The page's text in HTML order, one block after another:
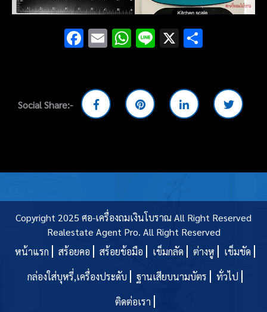
Facebook
EmailWhatsApp
Line
X
Social Share:-
Copyright 2025 ศอ-เครื่องถมเงินโบราณ All Right Reserved
Realestate Agent Pro. All Right Reserved
หน้าแรก
สร้อยคอ สร้อยข้อมือ เข็มกลัด ต่างหู
เข็มขัด
กล่องใส่บุหรี่,เครื่องประดับ
ฐานเสียบนามบัตร
ทั่วไป
ติดต่อเรา